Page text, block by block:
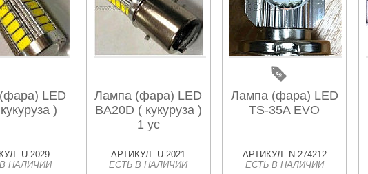
LED
)
U-2029
НАЛИЧИИ
Лампа (фара) LED
BA20D ( кукуруза )
1 ус
АРТИКУЛ: U-2021
ЕСТЬ В НАЛИЧИИ
Лампа (фара) LED
TS-35A EVO
АРТИКУЛ: N-274212
ЕСТЬ В НАЛИЧИИ